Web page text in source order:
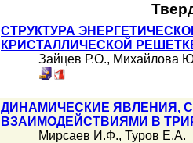
СТРУКТУРА
КРИСТАЛЛИЧЕСКОЙ
Зайцев Р.О., Михайлова
ДИНАМИЧЕСКИЕ ЯВЛЕНИЯ,
ВЗАИМОДЕЙСТВИЯМИ В
Мирсаев И.Ф., Туров Е.А.